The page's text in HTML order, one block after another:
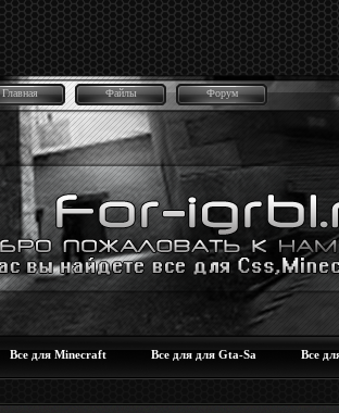
Главная Файлы Форум
Все для Minecraft Все для для Gta-Sa Все